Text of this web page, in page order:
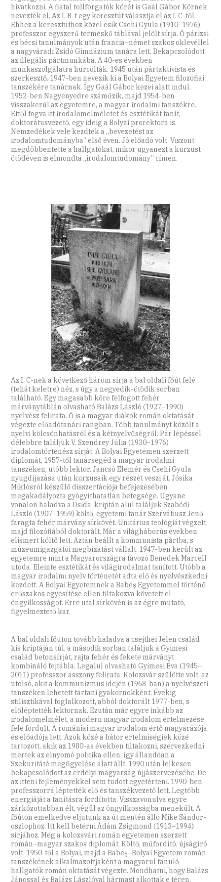
hivatkozni. A fiatal tollforgatók körét is Gaál Gábor Körnek
nevezték el. Az I. B-t egy keresztút választja el az I. C-től.
Ehhez a keresztúthoz közel esik Csehi Gyula (1910–1976)
professzor egyszerű terméskő táblával jelölt sírja. Ő párizsi
és bécsi tanulmányok után francia–német szakos oklevéllel
a nagyváradi Zsidó Gimnázium tanára lett. Bekapcsolódott
az illegális pártmunkába. A 40-es években
munkaszolgálatra hurcolták. 1945 után pártaktivista és
szerkesztő. 1947-ben nevezik ki a Bolyai Egyetem filozófiai
tanszékére tanárnak. Így Gaál Gábor kezei alatt indul.
1952-ben Nagyenyedre száműzik, majd 1954-ben
visszakerül az egyetemre, a magyar irodalmi tanszékre.
Ettől fogva itt irodalomelméletet és esztétikát tanít,
doktorátusvezető, egy ideig a Bolyai prorektora is.
Nemzedékek vele kezdték a „bevezetést az
irodalomtudományba” első éven. Jó előadó volt. Viszont
megdöbbentette a hallgatókat, mikor ugyanezt a kurzust
ötödéven is elmondta „irodalomtudomány” címen.
Az I. C-nek a következő három sírja a bal oldali főút felé
(tehát keletre) néz, s úgy a negyedik-ötödik sorban
található. Egy magasabb kőre felfogott fehér
márványtáblán olvasható Balázs László (1927–1990)
nyelvész felirata. Ő is a magyar diákok román oktatását
végezte előadótanári rangban. Több tanulmányt közölt a
nyelvi kölcsönhatásról és a kétnyelvűségről. Pár lépéssel
délebbre találjuk V. Szendrey Júlia (1930–1976)
irodalomtörténész sírját. A Bolyai Egyetemen szerzett
diplomát, 1957-től tanársegéd a magyar irodalmi
tanszéken, utóbb lektor. Jancsó Elemér és Csehi Gyula
nyugdíjazása után kurzusaik egy részét veszi át. Jósika
Miklósról készülő disszertációja befejezésében
megakadályozta gyógyíthatatlan betegsége. Ugyane
vonalon haladva a Dsida-kriptán alul találjuk Szabédi
László (1907–1959) költő, egyetemi tanár Szervátiusz Jenő
faragta fehér márvány sírkövét. Unitárius teológiát végzett,
majd filozófiából doktorált. Már a világháborús években
elismert költő lett. Aztán beállt a kommunista pártba, s
múzeumigazgatói megbízatást vállalt. 1947-ben került az
egyetemre mint a Magyarországra távozó Benedek Marcell
utóda. Eleinte esztétikát és világirodalmat tanított. Utóbb a
magyar irodalmi nyelv történetét adta elő és nyelvészkedni
kezdett. A Bolyai Egyetemnek a Babeş Egyetemmel történő
erőszakos egyesítése ellen tiltakozva követett el
öngyilkosságot. Erre utal sírkövén is az égre mutató,
figyelmeztető kar.
A bal oldali főúton tovább haladva a csejthei Jelen család
kis kriptáján túl, a második sorban találjuk a Gyimesi
család betonsírját, rajta fehér és fekete márványt
kombináló fejtábla. Legalul olvasható Gyimesi Éva (1945–
2011) professzor asszony felirata. Kolozsvár szülötte volt, az
utolsó, akit a kommunizmus idején (1968-ban) a nyelvészeti
tanszéken lehetett tartani gyakornokként. Évekig
stilisztikával foglalkozott, abból doktorált 1977-ben, s
előléptették lektornak. Ezután már egyre inkább az
irodalomelmélet, a modern magyar irodalom értelmezése
felé fordult. A romániai magyar irodalom értő magyarázója
és előadója lett. Azok közé a bátor értelmiségiek közé
tartozott, akik az 1980-as években tiltakozni, szervezkedni
mertek az elnyomó politika ellen, így állandóan a
Szekuritáté megfigyelése alatt állt. 1990 után lelkesen
bekapcsolódott az erdélyi magyarság újjászervezésébe. De
az itteni fejleményekkel sem tudott egyetérteni. 1990-ben
professzorrá léptették elő és tanszékvezető lett. Legtöbb
energiáját a tanításra fordította. Visszavonulva egyre
zárkózottabban élt, végül az öngyilkosságba menekült. A
főúton emelkedve eljutunk az út mentén álló Mike Sándor-
oszlophoz. Itt kell betérni Ádám Zsigmond (1913–1994)
sírjához. Még a kolozsvári román egyetemen szerzett
román–magyar szakos diplomát. Költő, műfordító, újságíró
volt. 1950-től a Bolyai, majd a Babeş–Bolyai Egyetem román
tanszékének alkalmazottjaként a magyarul tanuló
hallgatók román oktatását végezte. Mondhatni, hogy Balázs
Jánossal és Balázs Lászlóval hármast alkottak e téren.